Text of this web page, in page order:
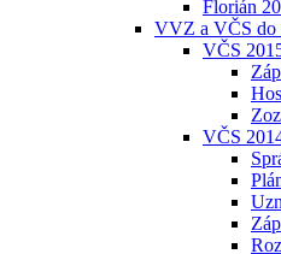
Florián
VVZ a VČS do
VČS
VČS